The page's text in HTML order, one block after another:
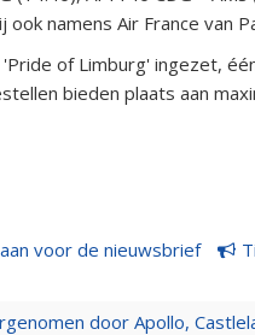
namens Air France van
of Limburg' ingezet,
bieden plaats aan
voor de nieuwsbrief
door Apollo,